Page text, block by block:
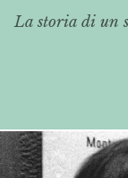
La storia di un